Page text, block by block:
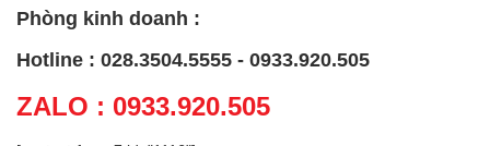
Phòng kinh doanh :
Hotline : 028.3504.5555 - 0933.920.505
ZALO : 0933.920.505